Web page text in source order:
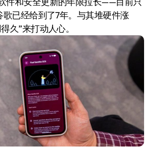
已经给到了7年。与其堆硬件涨
久”来打动人心。